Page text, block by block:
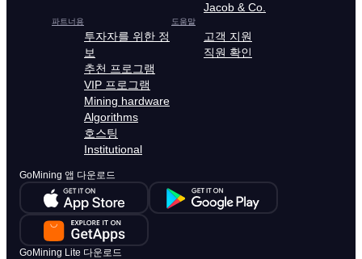
Jacob & Co.
파트너용
투자자를 위한 정
보
추천 프로그램
VIP 프로그램
Mining hardware
Algorithms
호스팅
Institutional
도움말
고객 지원
직원 확인
GoMining 앱 다운로드
GoMining Lite 다운로드